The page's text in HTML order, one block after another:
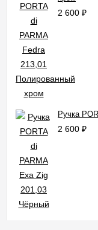
2 600 ₽
Ручка
2 600 ₽